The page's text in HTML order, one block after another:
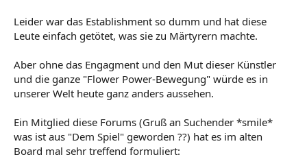
Leider war das Establishment so dumm und hat diese
Leute einfach getötet, was sie zu Märtyrern machte.
Aber ohne das Engagment und den Mut dieser Künstler
und die ganze "Flower Power-Bewegung" würde es in
unserer Welt heute ganz anders aussehen.
Ein Mitglied diese Forums (Gruß an Suchender *smile*
was ist aus "Dem Spiel" geworden ??) hat es im alten
Board mal sehr treffend formuliert: